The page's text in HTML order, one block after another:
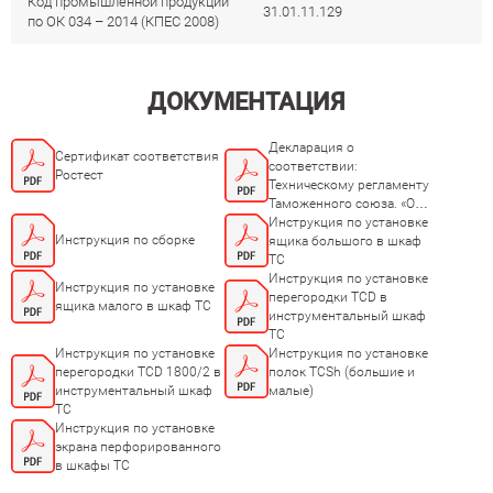
по ОК 034 – 2014 (КПЕС 2008)
31.01.11.129
ДОКУМЕНТАЦИЯ
Сертификат соответствия
Ростест
Декларация о
соответствии:
Техническому регламенту
Таможенного союза. «О
безопасности мебельной
продукции ТР ТС
025/2012»
Инструкция по сборке
Инструкция по установке
ящика большого в шкаф
TC
Инструкция по установке
ящика малого в шкаф TC
Инструкция по установке
перегородки TCD в
инструментальный шкаф
TC
Инструкция по установке
перегородки TCD 1800/2 в
инструментальный шкаф
TC
Инструкция по установке
полок TCSh (большие и
малые)
Инструкция по установке
экрана перфорированного
в шкафы TC